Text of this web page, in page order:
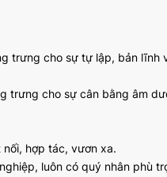
trưng cho sự tự lập, bản lĩnh
trưng cho sự cân bằng âm
hợp tác, vươn xa.
luôn có quý nhân phù